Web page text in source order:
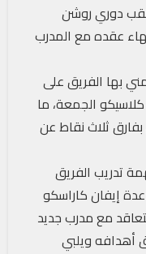
دوري روشن
عقده مع المدرب
بها الفريق على
الجمعة، ما
بفارق ثلاث نقاط عن
تدريب الفريق
إيفان كاراسكو
حين التعاقد مع مدرب جديد
أهدافه ويلبي